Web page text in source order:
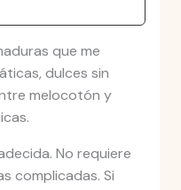
que me
dulces sin
melocotón y
No requiere
complicadas. Si